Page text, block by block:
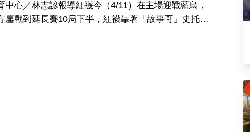
中心／林志諺報導紅襪今（4/11）在主場迎戰藍鳥，
鏖戰到延長賽10局下半，紅襪靠著「故事哥」史托瑞